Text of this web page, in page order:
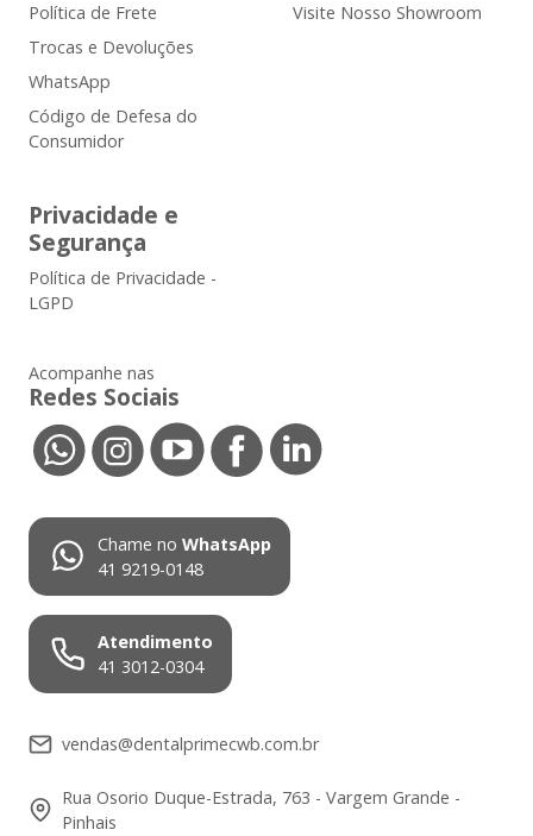
Política de Frete
Trocas e Devoluções
WhatsApp
Código de Defesa do
Consumidor
Visite Nosso Showroom
Privacidade e
Segurança
Política de Privacidade -
LGPD
Acompanhe nas
Redes Sociais
Chame no WhatsApp
41 9219-0148
Atendimento
41 3012-0304
vendas@dentalprimecwb.com.br
Rua Osorio Duque-Estrada, 763 - Vargem Grande -
Pinhais